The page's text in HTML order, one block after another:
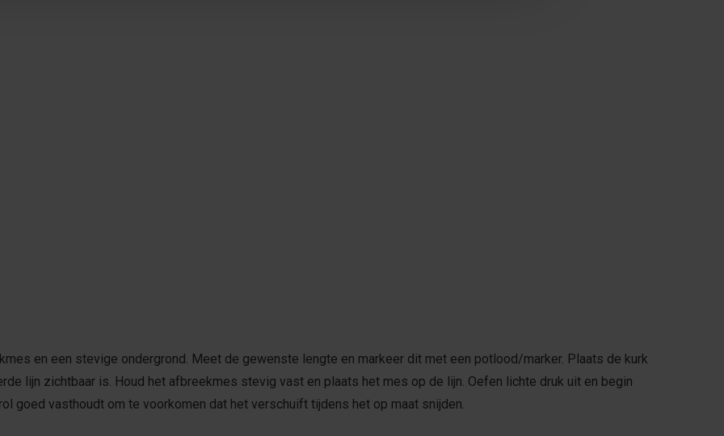
en een stevige ondergrond. Meet de gewenste lengte en markeer dit met een potlood/marker. Plaats de kurk
lijn zichtbaar is. Houd het afbreekmes stevig vast en plaats het mes op de lijn. Oefen lichte druk uit en begin
goed vasthoudt om te voorkomen dat het verschuift tijdens het op maat snijden.